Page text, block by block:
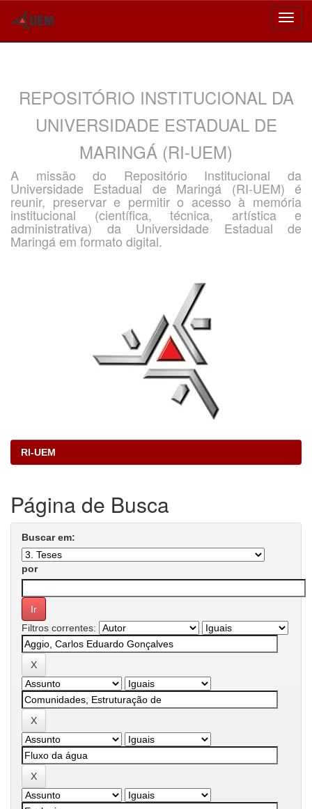
REPOSITÓRIO INSTITUCIONAL DA
UNIVERSIDADE ESTADUAL DE
MARINGÁ (RI-UEM)
A missão do Repositório Institucional da
Universidade Estadual de Maringá (RI-UEM) é
reunir, preservar e permitir o acesso à memória
institucional (científica, técnica, artística e
administrativa) da Universidade Estadual de
Maringá em formato digital.
RI-UEM
Página de Busca
Buscar em:
por
Filtros correntes: